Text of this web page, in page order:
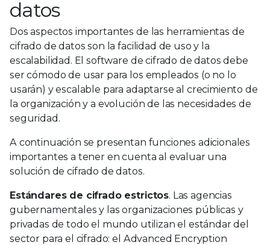
datos
Dos aspectos importantes de las herramientas de
cifrado de datos son la facilidad de uso y la
escalabilidad. El software de cifrado de datos debe
ser cómodo de usar para los empleados (o no lo
usarán) y escalable para adaptarse al crecimiento de
la organización y a evolución de las necesidades de
seguridad.
A continuación se presentan funciones adicionales
importantes a tener en cuenta al evaluar una
solución de cifrado de datos.
Estándares de cifrado estrictos. Las agencias
gubernamentales y las organizaciones públicas y
privadas de todo el mundo utilizan el estándar del
sector para el cifrado: el Advanced Encryption